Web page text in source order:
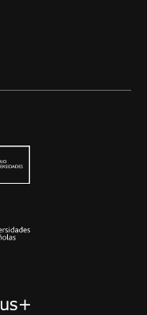
Conferencia de